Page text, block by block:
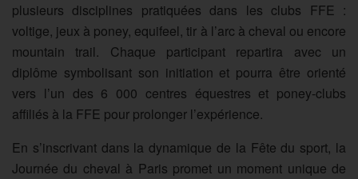
plusieurs disciplines pratiquées dans les clubs FFE :
voltige, jeux à poney, equifeel, tir à l’arc à cheval ou encore
mountain trail. Chaque participant repartira avec un
diplôme symbolisant son initiation et pourra être orienté
vers l’un des 6 000 centres équestres et poney-clubs
affiliés à la FFE pour prolonger l’expérience.
En s’inscrivant dans la dynamique de la Fête du sport, la
Journée du cheval à Paris promet un moment unique de